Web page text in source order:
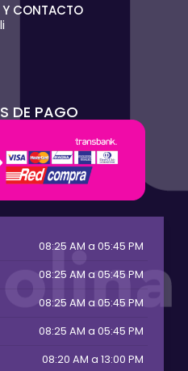
CONTACTO
DE PAGO
08:25 AM a 05:45 PM
08:25 AM a 05:45 PM
08:25 AM a 05:45 PM
08:25 AM a 05:45 PM
08:20 AM a 13:00 PM